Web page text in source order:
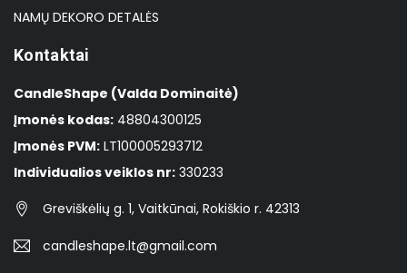
NAMŲ DEKORO DETALĖS
Kontaktai
CandleShape (Valda Dominaitė)
Įmonės kodas: 48804300125
Įmonės PVM: LT100005293712
Individualios veiklos nr: 330233
Greviškėlių g. 1, Vaitkūnai, Rokiškio r. 42313
candleshape.lt@gmail.com